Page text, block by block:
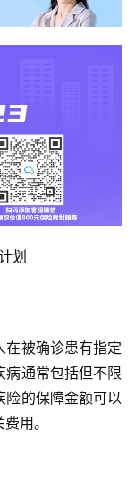
划
在被确诊患有指定
病通常包括但不限
险的保障金额可以
用。